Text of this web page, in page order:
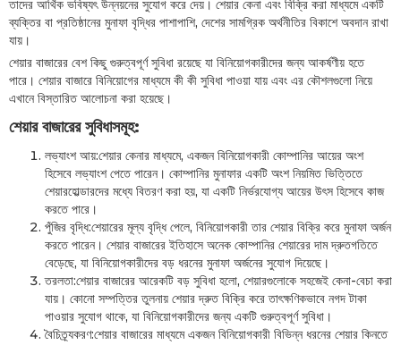
তাদের আর্থিক ভবিষ্যৎ উন্নয়নের সুযোগ করে দেয়। শেয়ার কেনা এবং বিক্রি করা মাধ্যমে একটি
ব্যক্তির বা প্রতিষ্ঠানের মুনাফা বৃদ্ধির পাশাপাশি, দেশের সামগ্রিক অর্থনীতির বিকাশে অবদান রাখা
যায়।
শেয়ার বাজারের বেশ কিছু গুরুত্বপূর্ণ সুবিধা রয়েছে যা বিনিয়োগকারীদের জন্য আকর্ষণীয় হতে
পারে। শেয়ার বাজারে বিনিয়োগের মাধ্যমে কী কী সুবিধা পাওয়া যায় এবং এর কৌশলগুলো নিয়ে
এখানে বিস্তারিত আলোচনা করা হয়েছে।
শেয়ার বাজারের সুবিধাসমূহ:
লভ্যাংশ আয়:শেয়ার কেনার মাধ্যমে, একজন বিনিয়োগকারী কোম্পানির আয়ের অংশ
হিসেবে লভ্যাংশ পেতে পারেন। কোম্পানির মুনাফার একটি অংশ নিয়মিত ভিত্তিতে
শেয়ারহোল্ডারদের মধ্যে বিতরণ করা হয়, যা একটি নির্ভরযোগ্য আয়ের উৎস হিসেবে কাজ
করতে পারে।
পুঁজির বৃদ্ধি:শেয়ারের মূল্য বৃদ্ধি পেলে, বিনিয়োগকারী তার শেয়ার বিক্রি করে মুনাফা অর্জন
করতে পারেন। শেয়ার বাজারের ইতিহাসে অনেক কোম্পানির শেয়ারের দাম দ্রুতগতিতে
বেড়েছে, যা বিনিয়োগকারীদের বড় ধরনের মুনাফা অর্জনের সুযোগ দিয়েছে।
তরলতা:শেয়ার বাজারের আরেকটি বড় সুবিধা হলো, শেয়ারগুলোকে সহজেই কেনা-বেচা করা
যায়। কোনো সম্পত্তির তুলনায় শেয়ার দ্রুত বিক্রি করে তাৎক্ষণিকভাবে নগদ টাকা
পাওয়ার সুযোগ থাকে, যা বিনিয়োগকারীদের জন্য একটি গুরুত্বপূর্ণ সুবিধা।
বৈচিত্র্যকরণ:শেয়ার বাজারের মাধ্যমে একজন বিনিয়োগকারী বিভিন্ন ধরনের শেয়ার কিনতে